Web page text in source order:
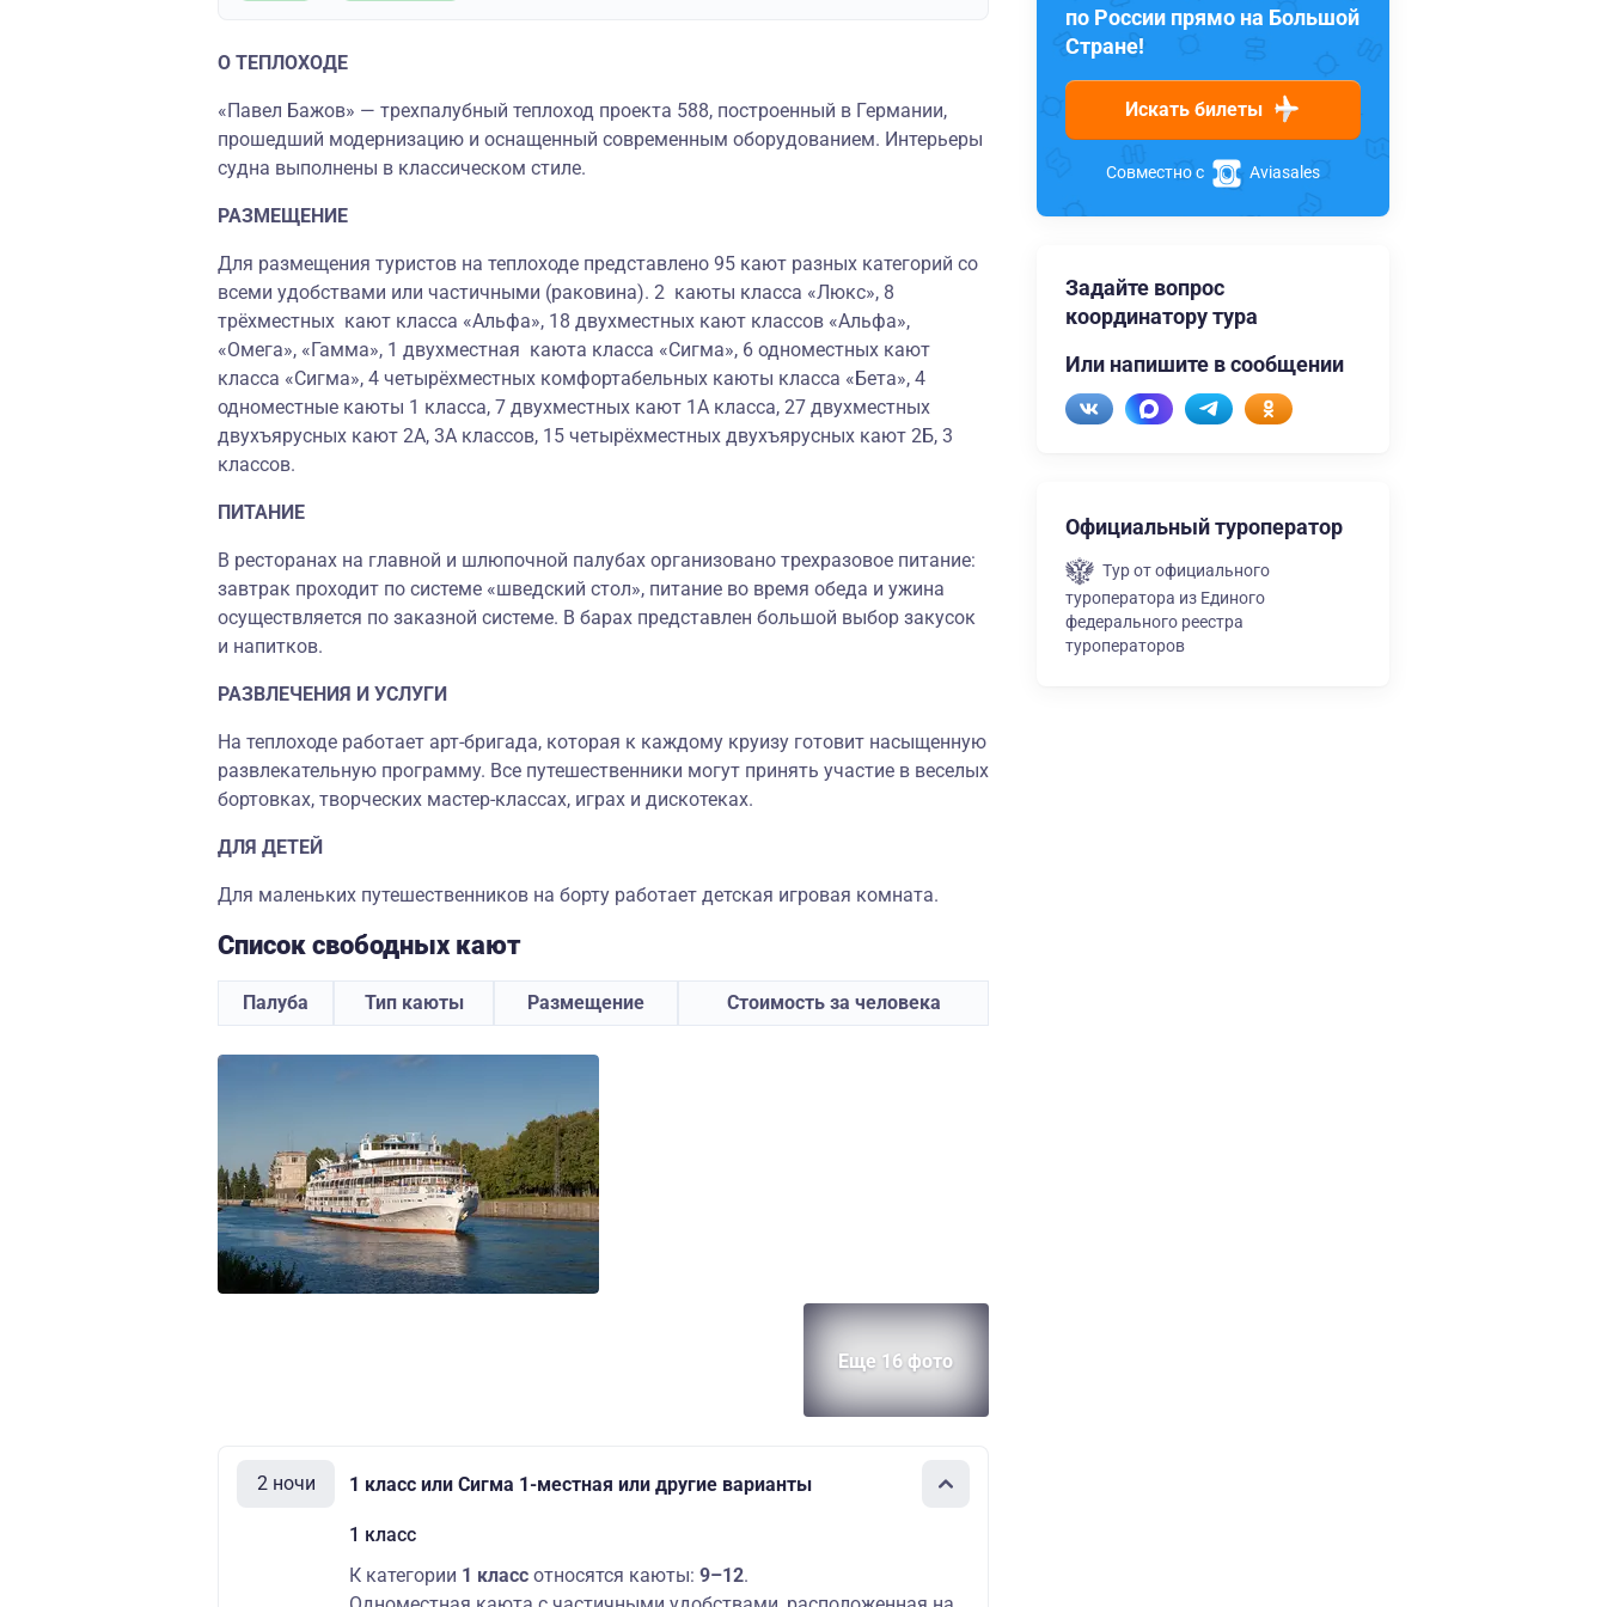
О ТЕПЛОХОДЕ
«Павел Бажов» — трехпалубный теплоход проекта 588, построенный в Германии,
прошедший модернизацию и оснащенный современным оборудованием. Интерьеры
судна выполнены в классическом стиле.
РАЗМЕЩЕНИЕ
Для размещения туристов на теплоходе представлено 95 кают разных категорий со
всеми удобствами или частичными (раковина). 2 каюты класса «Люкс», 8
трёхместных кают класса «Альфа», 18 двухместных кают классов «Альфа»,
«Омега», «Гамма», 1 двухместная каюта класса «Сигма», 6 одноместных кают
класса «Сигма», 4 четырёхместных комфортабельных каюты класса «Бета», 4
одноместные каюты 1 класса, 7 двухместных кают 1А класса, 27 двухместных
двухъярусных кают 2А, 3А классов, 15 четырёхместных двухъярусных кают 2Б, 3
классов.
ПИТАНИЕ
В ресторанах на главной и шлюпочной палубах организовано трехразовое питание:
завтрак проходит по системе «шведский стол», питание во время обеда и ужина
осуществляется по заказной системе. В барах представлен большой выбор закусок
и напитков.
РАЗВЛЕЧЕНИЯ И УСЛУГИ
На теплоходе работает арт-бригада, которая к каждому круизу готовит насыщенную
развлекательную программу. Все путешественники могут принять участие в веселых
бортовках, творческих мастер-классах, играх и дискотеках.
ДЛЯ ДЕТЕЙ
Для маленьких путешественников на борту работает детская игровая комната.
Список свободных кают
Палуба Тип каюты Размещение Стоимость за человека
Еще 16 фото
2 ночи 1 класс или Сигма 1-местная или другие варианты
1 класс
К категории 1 класс относятся каюты: 9–12.
по России прямо на Большой
Стране!
Искать билеты
Совместно с Aviasales
Задайте вопрос
координатору тура
Или напишите в сообщении
Официальный туроператор
Тур от официального
туроператора из Единого
федерального реестра
туроператоров